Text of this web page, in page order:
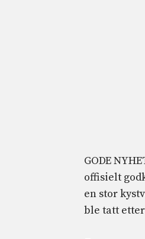
GODE
offisielt
en stor
ble tatt